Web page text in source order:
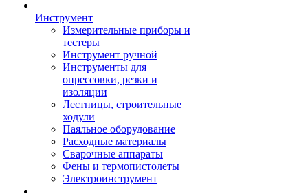
Инструмент
Измерительные приборы и
тестеры
Инструмент ручной
Инструменты для
опрессовки, резки и
изоляции
Лестницы, строительные
ходули
Паяльное оборудование
Расходные материалы
Сварочные аппараты
Фены и термопистолеты
Электроинструмент